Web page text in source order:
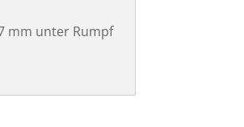
mm unter Rumpf